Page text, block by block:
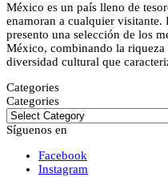
México es un país lleno de
enamoran a cualquier visitante.
presento una selección de los
México, combinando la
diversidad cultural que
Categories
Categories
Síguenos en
Facebook
Instagram